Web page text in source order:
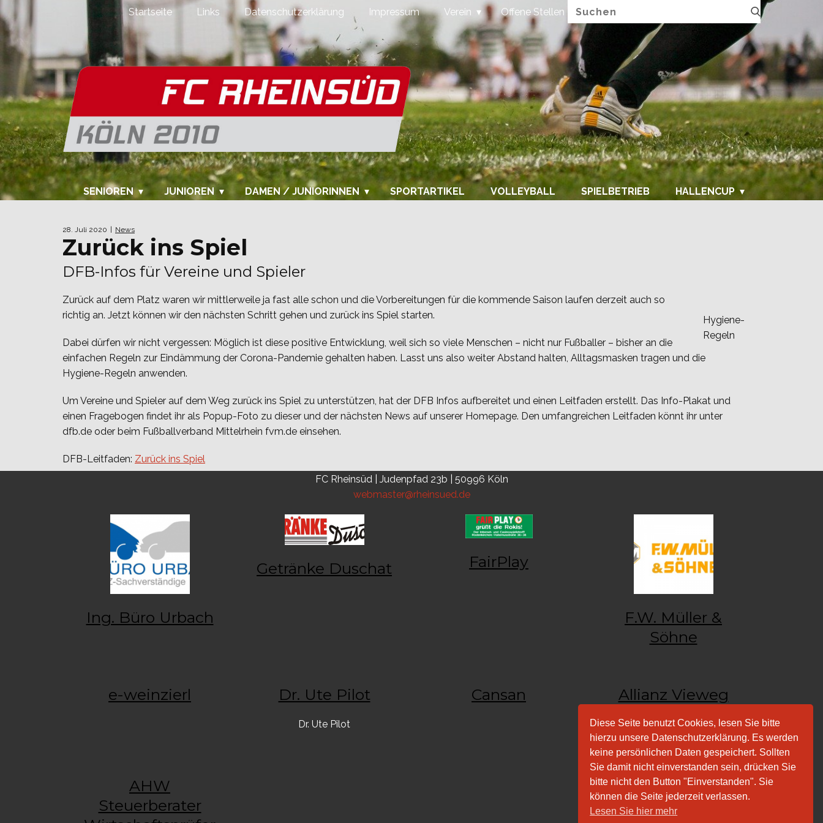
Startseite Links Datenschutzerklärung Impressum Verein Offene Stellen FUPA.net
SENIOREN JUNIOREN DAMEN / JUNIORINNEN SPORTARTIKEL VOLLEYBALL SPIELBETRIEB HALLENCUP
28. Juli 2020 News
Zurück ins Spiel
DFB-Infos für Vereine und Spieler
Hygiene-
Regeln
Zurück auf dem Platz waren wir mittlerweile ja fast alle schon und die Vorbereitungen für die kommende Saison laufen derzeit auch so
richtig an. Jetzt können wir den nächsten Schritt gehen und zurück ins Spiel starten.
Dabei dürfen wir nicht vergessen: Möglich ist diese positive Entwicklung, weil sich so viele Menschen – nicht nur Fußballer – bisher an die
einfachen Regeln zur Eindämmung der Corona-Pandemie gehalten haben. Lasst uns also weiter Abstand halten, Alltagsmasken tragen und die
Hygiene-Regeln anwenden.
Um Vereine und Spieler auf dem Weg zurück ins Spiel zu unterstützen, hat der DFB Infos aufbereitet und einen Leitfaden erstellt. Das Info-Plakat und
einen Fragebogen findet ihr als Popup-Foto zu dieser und der nächsten News auf unserer Homepage. Den umfangreichen Leitfaden könnt ihr unter
dfb.de oder beim Fußballverband Mittelrhein fvm.de einsehen.
DFB-Leitfaden: Zurück ins Spiel
FC Rheinsüd | Judenpfad 23b | 50996 Köln
webmaster@rheinsued.de
Ing. Büro Urbach
Getränke Duschat FairPlay
F.W. Müller &
Söhne
e-weinzierl Dr. Ute Pilot
Dr. Ute Pilot
Cansan Allianz Vieweg
Allianz Vieweg
AHW
Steuerberater
Diese Seite benutzt Cookies, lesen Sie bitte
hierzu unsere Datenschutzerklärung. Es werden
keine persönlichen Daten gespeichert. Sollten
Sie damit nicht einverstanden sein, drücken Sie
bitte nicht den Button "Einverstanden". Sie
können die Seite jederzeit verlassen.
Lesen Sie hier mehr